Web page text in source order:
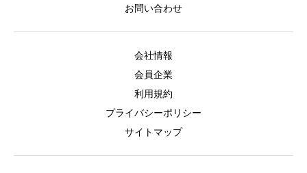
お問い合わせ
会社情報
会員企業
利用規約
プライバシーポリシー
サイトマップ